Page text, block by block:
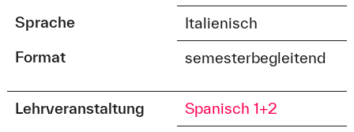
Sprache
Italienisch
Format
semesterbegleitend
Lehrveranstaltung
Spanisch 1+2